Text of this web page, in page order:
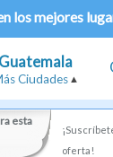
los mejores
Guatemala
Ciudades
esta
oferta!